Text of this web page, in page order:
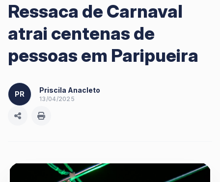
Ressaca de Carnaval
atrai centenas de
pessoas em Paripueira
PR Priscila Anacleto
13/04/2025